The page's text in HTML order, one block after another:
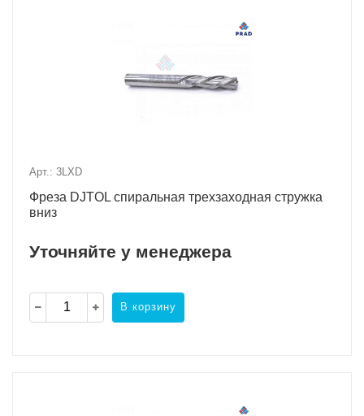
Арт.: 3LXD
Фреза DJTOL спиральная трехзаходная стружка
вниз
Уточняйте у менеджера
В корзину